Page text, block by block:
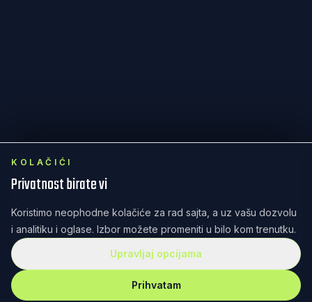
KOLAČIĆI
Privatnost birate vi
Koristimo neophodne kolačiće za rad sajta, a uz vašu dozvolu
i analitiku i oglase. Izbor možete promeniti u bilo kom trenutku.
Upravljaj opcijama
Prihvatam